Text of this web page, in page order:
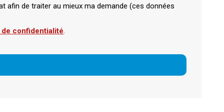
afin de traiter au mieux ma demande (ces données
confidentialité.